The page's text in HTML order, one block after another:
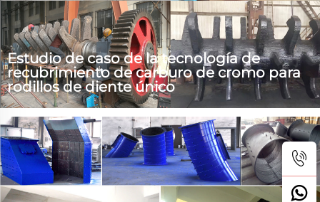
Estudio de caso de la tecnología de
recubrimiento de carburo de cromo para
rodillos de diente único
Recientemente llevamos a cabo un proyecto para reparar
por segunda vez un rodillo de diente único desgastado
para uno de nuestros clientes antiguos. Utilizamos un
recubrimiento de carburo de cromo, un proceso
avanzado de soldadura, para las reparaciones, lo cual ha